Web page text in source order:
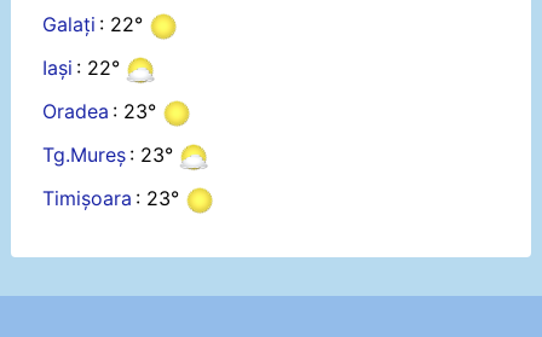
Galați : 22°
Iași : 22°
Oradea : 23°
Tg.Mureș : 23°
Timișoara : 23°